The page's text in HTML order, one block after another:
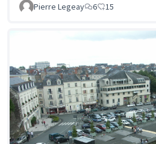
Pierre Legeay 6 15